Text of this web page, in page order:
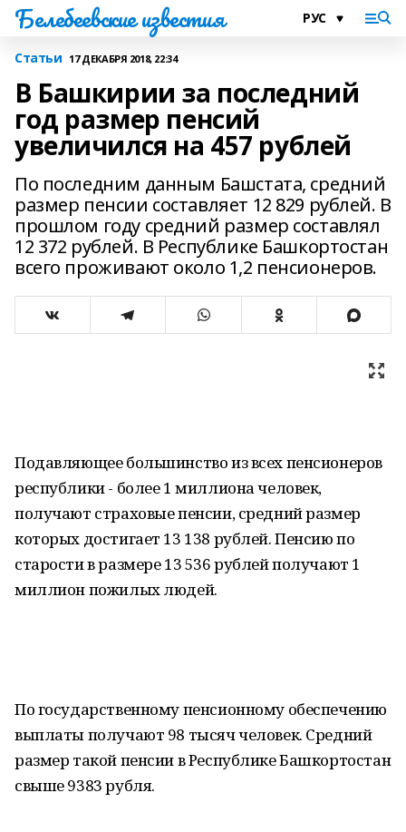
Белебеевские известия
Статьи 17 ДЕКАБРЯ 2018, 22:34
В Башкирии за последний
год размер пенсий
увеличился на 457 рублей
По последним данным Башстата, средний
размер пенсии составляет 12 829 рублей. В
прошлом году средний размер составлял
12 372 рублей. В Республике Башкортостан
всего проживают около 1,2 пенсионеров.
Подавляющее большинство из всех пенсионеров
республики - более 1 миллиона человек,
получают страховые пенсии, средний размер
которых достигает 13 138 рублей. Пенсию по
старости в размере 13 536 рублей получают 1
миллион пожилых людей.
По государственному пенсионному обеспечению
выплаты получают 98 тысяч человек. Средний
размер такой пенсии в Республике Башкортостан
свыше 9383 рубля.